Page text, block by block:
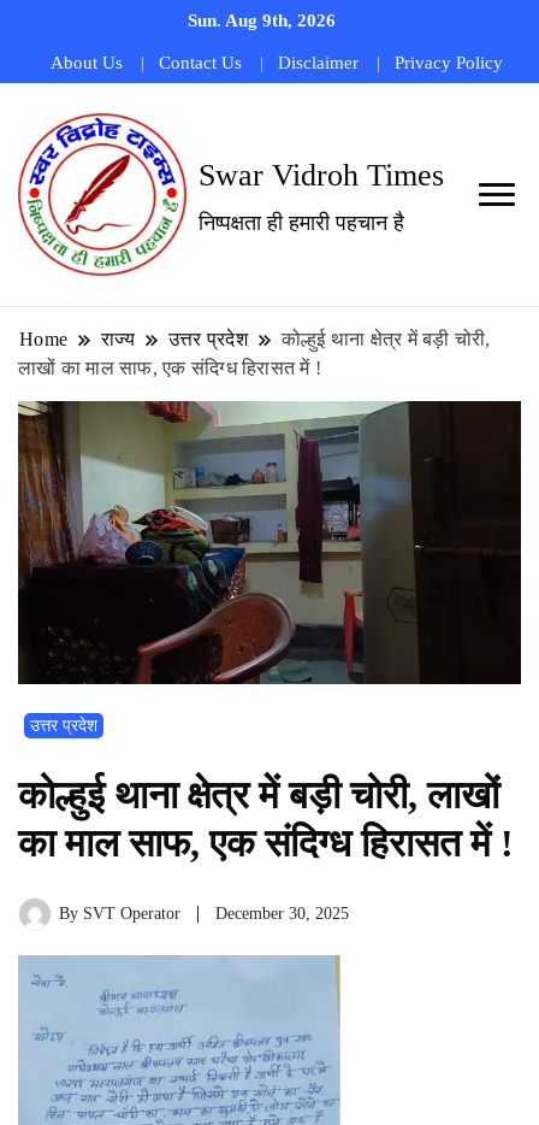
Sun. Aug 9th, 2026
About Us Contact Us Disclaimer Privacy Policy
Swar Vidroh Times
निष्पक्षता ही हमारी पहचान है
Home राज्य उत्तर प्रदेश
कोल्हुई थाना क्षेत्र में बड़ी चोरी,
लाखों का माल साफ, एक संदिग्ध हिरासत में !
उत्तर प्रदेश
कोल्हुई थाना क्षेत्र में बड़ी चोरी, लाखों
का माल साफ, एक संदिग्ध हिरासत में !
By SVT Operator December 30, 2025